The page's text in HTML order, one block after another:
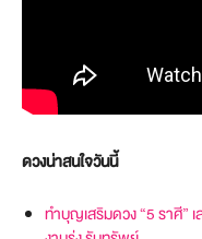
ดวงน่าสนใจวันนี้
ทำบุญเสริมดวง “5 ราศี”